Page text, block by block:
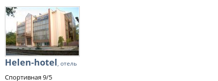
Helen-hotel, отель
Спортивная 9/5